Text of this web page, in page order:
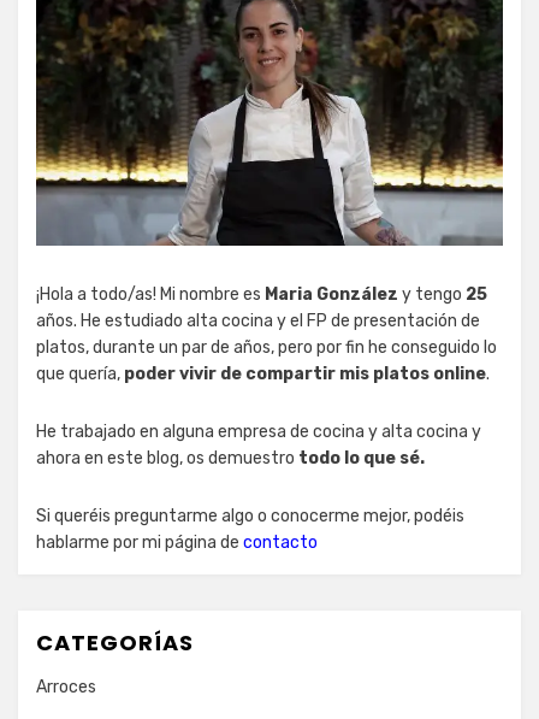
¡Hola a todo/as! Mi nombre es Maria González y tengo 25
años. He estudiado alta cocina y el FP de presentación de
platos, durante un par de años, pero por fin he conseguido lo
que quería, poder vivir de compartir mis platos online.
He trabajado en alguna empresa de cocina y alta cocina y
ahora en este blog, os demuestro todo lo que sé.
Si queréis preguntarme algo o conocerme mejor, podéis
hablarme por mi página de contacto
CATEGORÍAS
Arroces